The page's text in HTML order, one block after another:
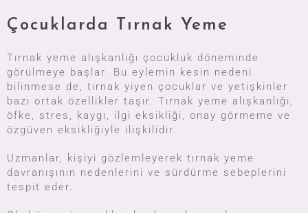
Çocuklarda Tırnak Yeme
Tırnak yeme alışkanlığı çocukluk döneminde
görülmeye başlar. Bu eylemin kesin nedeni
bilinmese de, tırnak yiyen çocuklar ve yetişkinler
bazı ortak özellikler taşır. Tırnak yeme alışkanlığı,
öfke, stres, kaygı, ilgi eksikliği, onay görmeme ve
özgüven eksikliğiyle ilişkilidir.
Uzmanlar, kişiyi gözlemleyerek tırnak yeme
davranışının nedenlerini ve sürdürme sebeplerini
tespit eder.